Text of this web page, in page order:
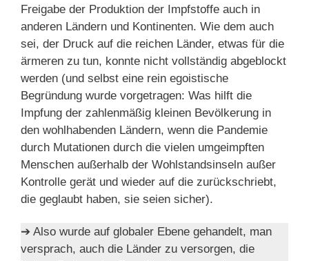
Freigabe der Produktion der Impfstoffe auch in
anderen Ländern und Kontinenten. Wie dem auch
sei, der Druck auf die reichen Länder, etwas für die
ärmeren zu tun, konnte nicht vollständig abgeblockt
werden (und selbst eine rein egoistische
Begründung wurde vorgetragen: Was hilft die
Impfung der zahlenmäßig kleinen Bevölkerung in
den wohlhabenden Ländern, wenn die Pandemie
durch Mutationen durch die vielen umgeimpften
Menschen außerhalb der Wohlstandsinseln außer
Kontrolle gerät und wieder auf die zurückschriebt,
die geglaubt haben, sie seien sicher).
➔ Also wurde auf globaler Ebene gehandelt, man
versprach, auch die Länder zu versorgen, die